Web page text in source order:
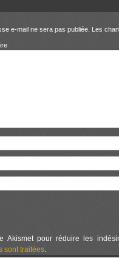
e-mail ne sera pas publiée. Les
Akismet pour réduire les
sont traitées